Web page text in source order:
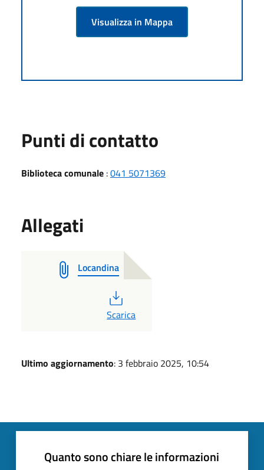
Visualizza in Mappa
Punti di contatto
Biblioteca comunale :041 5071369
Allegati
Locandina
PDF
Scarica
Ultimo aggiornamento: 3 febbraio 2025, 10:54
Quanto sono chiare le informazioni